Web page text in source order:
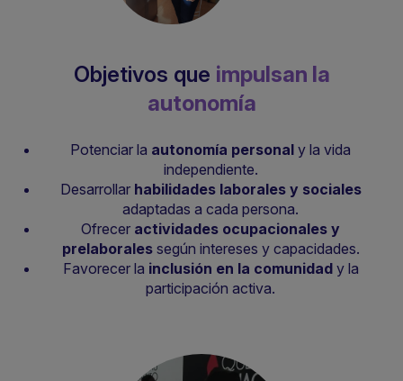
Objetivos que impulsan la
autonomía
Potenciar la autonomía personal y la vida
independiente.
Desarrollar habilidades laborales y sociales
adaptadas a cada persona.
Ofrecer actividades ocupacionales y
prelaboralessegún intereses y capacidades.
Favorecer la inclusión en la comunidady la
participación activa.